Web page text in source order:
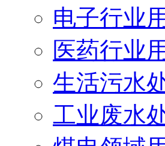
电子行业
医药行业
生活污水
工业废水